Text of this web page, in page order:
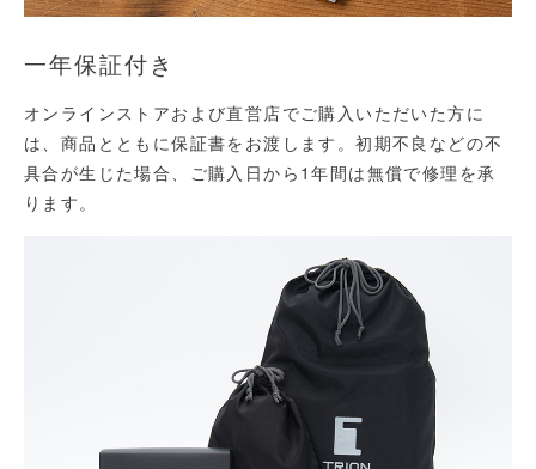
一年保証付き
オンラインストアおよび直営店でご購入いただいた方に
は、商品とともに保証書をお渡します。初期不良などの不
具合が生じた場合、ご購入日から1年間は無償で修理を承
ります。